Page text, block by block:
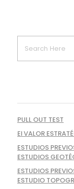
PULL OUT TEST
El VALOR
ESTUDIOS
ESTUDIOS
ESTUDIOS
ESTUDIO